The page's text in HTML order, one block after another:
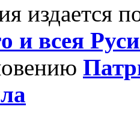
издается
и всея